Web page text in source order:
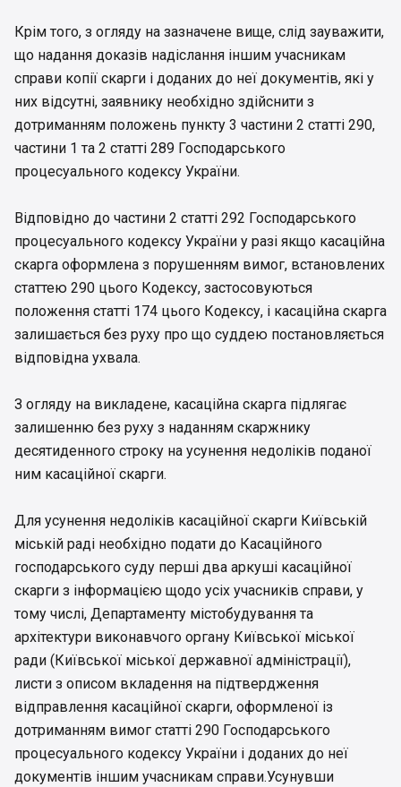
Крім того, з огляду на зазначене вище, слід зауважити,
що надання доказів надіслання іншим учасникам
справи копії скарги і доданих до неї документів, які у
них відсутні, заявнику необхідно здійснити з
дотриманням положень пункту 3 частини 2 статті 290,
частини 1 та 2 статті 289 Господарського
процесуального кодексу України.
Відповідно до частини 2 статті 292 Господарського
процесуального кодексу України у разі якщо касаційна
скарга оформлена з порушенням вимог, встановлених
статтею 290 цього Кодексу, застосовуються
положення статті 174 цього Кодексу, і касаційна скарга
залишається без руху про що суддею постановляється
відповідна ухвала.
З огляду на викладене, касаційна скарга підлягає
залишенню без руху з наданням скаржнику
десятиденного строку на усунення недоліків поданої
ним касаційної скарги.
Для усунення недоліків касаційної скарги Київській
міській раді необхідно подати до Касаційного
господарського суду перші два аркуші касаційної
скарги з інформацією щодо усіх учасників справи, у
тому числі, Департаменту містобудування та
архітектури виконавчого органу Київської міської
ради (Київської міської державної адміністрації),
листи з описом вкладення на підтвердження
відправлення касаційної скарги, оформленої із
дотриманням вимог статті 290 Господарського
процесуального кодексу України і доданих до неї
документів іншим учасникам справи.Усунувши